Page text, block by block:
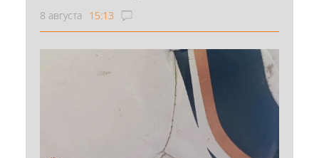
8 августа 15:13